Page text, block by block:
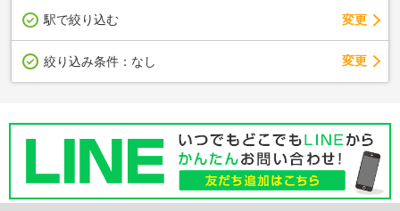
駅で絞り込む 変更
絞り込み条件： なし 変更